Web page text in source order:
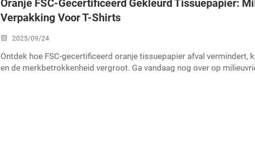
Oranje FSC-Gecertificeerd Gekleurd Tissuepapier:
Verpakking Voor T-Shirts
2025/09/24
Ontdek hoe FSC-gecertificeerd oranje tissuepapier afval vermindert,
en de merkbetrokkenheid vergroot. Ga vandaag nog over op